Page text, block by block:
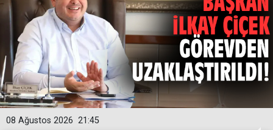
21:45
08 Ağustos 2026